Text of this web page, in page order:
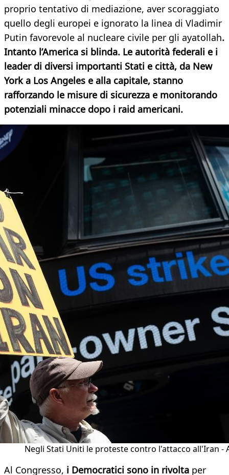
proprio tentativo di mediazione, aver scoraggiato
quello degli europei e ignorato la linea di Vladimir
Putin favorevole al nucleare civile per gli ayatollah.
Intanto l’America si blinda. Le autorità federali e i
leader di diversi importanti Stati e città, da New
York a Los Angeles e alla capitale, stanno
rafforzando le misure di sicurezza e monitorando
potenziali minacce dopo i raid americani.
Negli Stati Uniti le proteste contro l'attacco all'Iran -
Al Congresso, i Democratici sono in rivolta per